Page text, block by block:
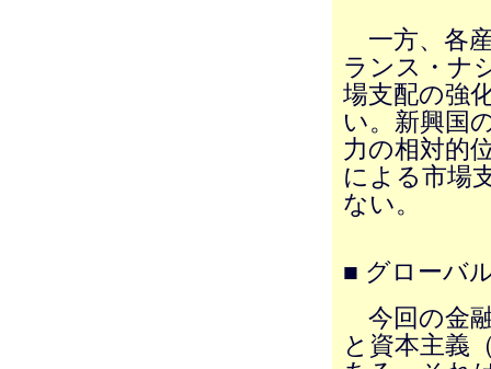
一方、各
ランス・ナ
場支配の強
い。新興国
力の相対的
による市場
ない。
■ グローバ
今回の金
と資本主義